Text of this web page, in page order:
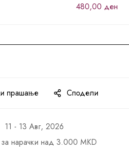
480,00 ден
прашање Сподели
11 - 13 Авг, 2026
за нарачки над 3.000 MKD